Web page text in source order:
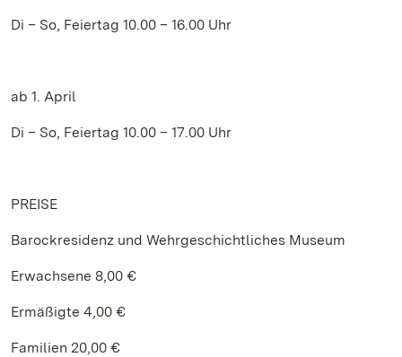
Di – So, Feiertag 10.00 – 16.00 Uhr
ab 1. April
Di – So, Feiertag 10.00 – 17.00 Uhr
PREISE
Barockresidenz und Wehrgeschichtliches Museum
Erwachsene 8,00 €
Ermäßigte 4,00 €
Familien 20,00 €